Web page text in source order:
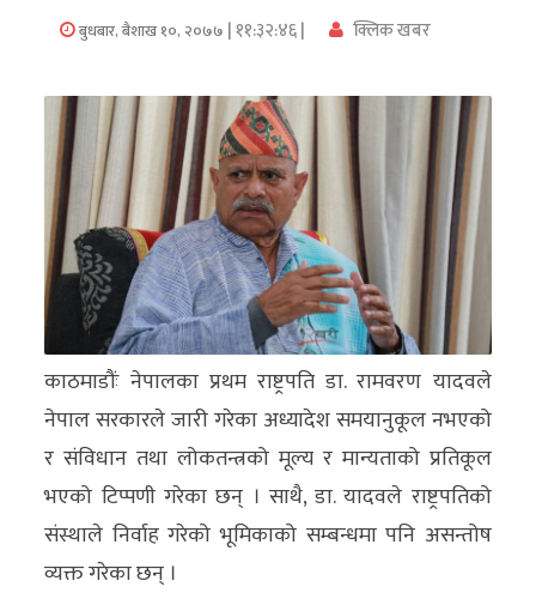
मनाेरञ्जन
विज्ञान
प्रविधि
अन्तरर्वार्ता
विचार/
ब्लग
खेलकुद
रोचक
अन्य
क्लिक
बुधबार, बैशाख १०, २०७७ | ११:३२:४६ | क्लिक खबर
काठमाडौंः नेपालका प्रथम राष्ट्रपति डा. रामवरण यादवले
नेपाल सरकारले जारी गरेका अध्यादेश समयानुकूल नभएको
र संविधान तथा लोकतन्त्रको मूल्य र मान्यताको प्रतिकूल
भएको टिप्पणी गरेका छन् । साथै, डा. यादवले राष्ट्रपतिको
संस्थाले निर्वाह गरेको भूमिकाको सम्बन्धमा पनि असन्तोष
व्यक्त गरेका छन् ।